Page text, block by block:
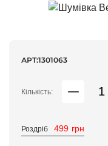
АРТ:1301063
Кількість:
Роздріб 499 грн